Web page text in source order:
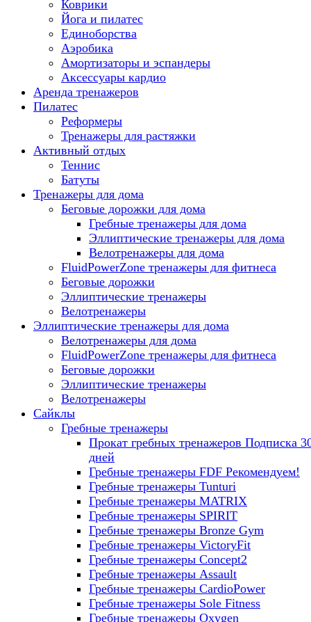
Коврики
Йога и пилатес
Единоборства
Аэробика
Амортизаторы и эспандеры
Аксессуары кардио
Аренда тренажеров
Пилатес
Реформеры
Тренажеры для растяжки
Активный отдых
Теннис
Батуты
Тренажеры для дома
Беговые дорожки для дома
Гребные тренажеры для дома
Эллиптические тренажеры для дома
Велотренажеры для дома
FluidPowerZone тренажеры для фитнеса
Беговые дорожки
Эллиптические тренажеры
Велотренажеры
Эллиптические тренажеры для дома
Велотренажеры для дома
FluidPowerZone тренажеры для фитнеса
Беговые дорожки
Эллиптические тренажеры
Велотренажеры
Сайклы
Гребные тренажеры
Прокат гребных тренажеров Подписка
дней
Гребные тренажеры FDF Рекомендуем!
Гребные тренажеры Tunturi
Гребные тренажеры MATRIX
Гребные тренажеры SPIRIT
Гребные тренажеры Bronze Gym
Гребные тренажеры VictoryFit
Гребные тренажеры Concept2
Гребные тренажеры Assault
Гребные тренажеры CardioPower
Гребные тренажеры Sole Fitness
Гребные тренажеры Oxygen